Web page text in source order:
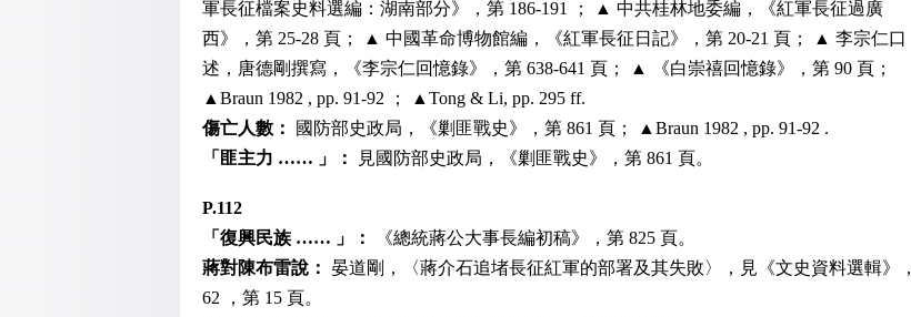
軍長征檔案史料選編：湖南部分》，第 186-191 ； ▲ 中共桂林地委編，《紅軍長征過廣
西》，第 25-28 頁； ▲ 中國革命博物館編，《紅軍長征日記》，第 20-21 頁； ▲ 李宗仁口
述，唐德剛撰寫，《李宗仁回憶錄》，第 638-641 頁； ▲ 《白崇禧回憶錄》，第 90 頁；
▲Braun 1982 , pp. 91-92 ； ▲Tong & Li, pp. 295 ff.
傷亡人數：
國防部史政局，《剿匪戰史》，第 861 頁； ▲Braun 1982 , pp. 91-92 .
「匪主力 …… 」：
見國防部史政局，《剿匪戰史》，第 861 頁。
P.112
「復興民族 …… 」：
《總統蔣公大事長編初稿》，第 825 頁。
蔣對陳布雷說： 晏道剛，〈蔣介石追堵長征紅軍的部署及其失敗〉，見《文史資料選輯》，
62 ，第 15 頁。